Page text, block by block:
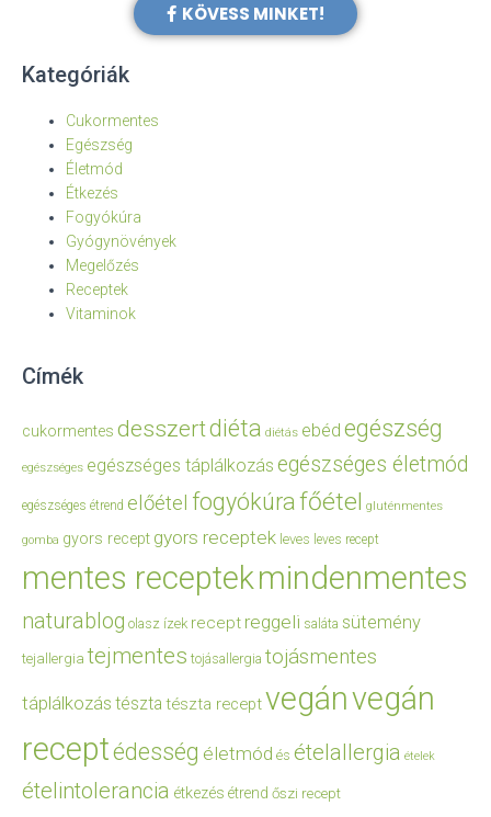
KÖVESS MINKET!
Kategóriák
Cukormentes
Egészség
Életmód
Étkezés
Fogyókúra
Gyógynövények
Megelőzés
Receptek
Vitaminok
Címék
cukormentes desszertdiéta diétás ebéd egészség
egészséges egészséges táplálkozás egészséges életmód
egészséges étrend előétel fogyókúrafőétel gluténmentes
gomba gyors recept gyors receptek leves leves recept
mentes receptekmindenmentes
naturablog olasz ízek recept reggeli saláta sütemény
tejallergia tejmentes tojásallergia tojásmentes
táplálkozás tészta tészta receptvegánvegán
receptédesség életmód és ételallergia ételek
ételintolerancia étkezés étrend őszi recept